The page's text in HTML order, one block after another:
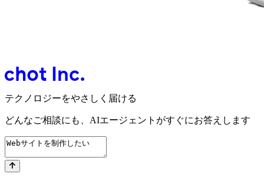
テクノロジーをやさしく届ける
どんなご相談にも、 AIエージェントがすぐにお答えします